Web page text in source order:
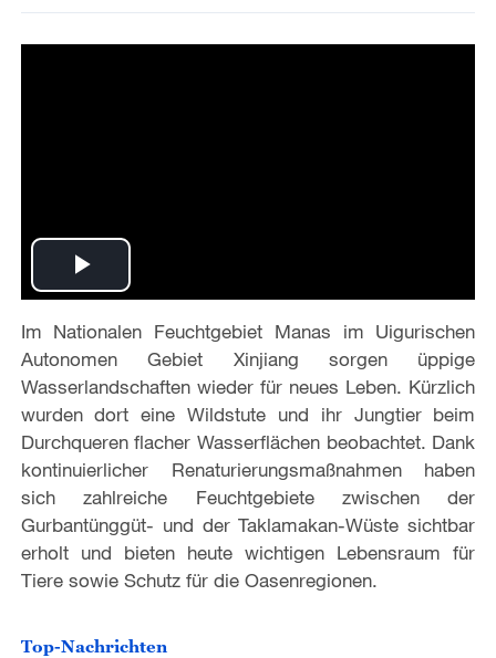
P
l
a
y
V
i
d
e
Im Nationalen Feuchtgebiet Manas im Uigurischen
Autonomen Gebiet Xinjiang sorgen üppige
Wasserlandschaften wieder für neues Leben. Kürzlich
wurden dort eine Wildstute und ihr Jungtier beim
Durchqueren flacher Wasserflächen beobachtet. Dank
kontinuierlicher Renaturierungsmaßnahmen haben
sich zahlreiche Feuchtgebiete zwischen der
Gurbantünggüt- und der Taklamakan-Wüste sichtbar
erholt und bieten heute wichtigen Lebensraum für
Tiere sowie Schutz für die Oasenregionen.
Top-Nachrichten